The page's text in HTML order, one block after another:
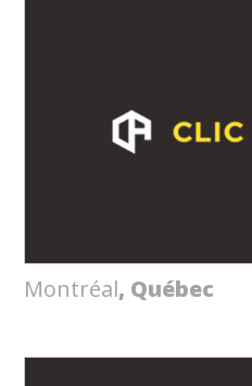
Montréal, Québec